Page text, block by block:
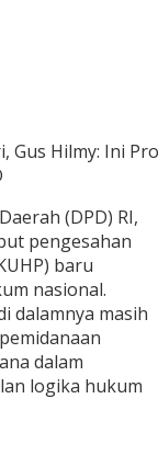
(DPD) RI,
pengesahan
baru
nasional.
dalamnya masih
dalam
logika hukum